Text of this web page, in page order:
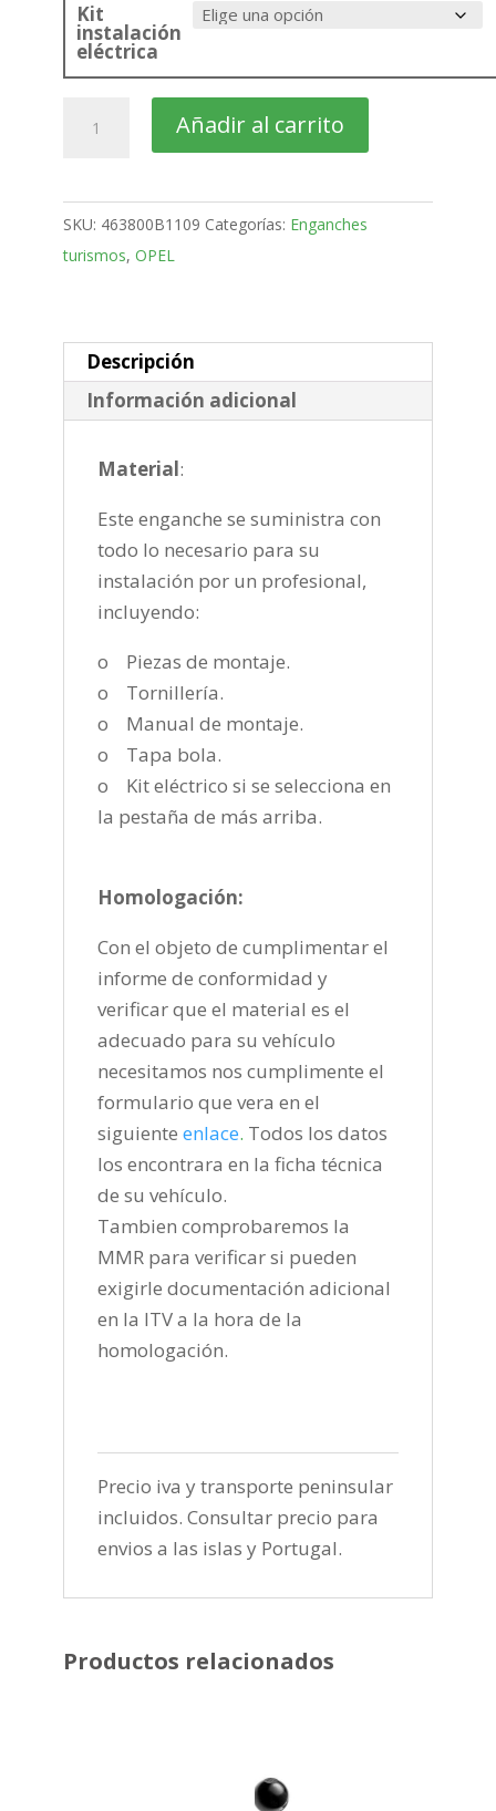
Kit
instalación
eléctrica
Antara
Bola
fija
de
Añadir al carrito
SKU: 463800B1109 Categorías: Enganches
turismos, OPEL
Descripción
Información adicional
Material:
Este enganche se suministra con
todo lo necesario para su
instalación por un profesional,
incluyendo:
o Piezas de montaje.
o Tornillería.
o Manual de montaje.
o Tapa bola.
o Kit eléctrico si se selecciona en
la pestaña de más arriba.
Homologación:
Con el objeto de cumplimentar el
informe de conformidad y
verificar que el material es el
adecuado para su vehículo
necesitamos nos cumplimente el
formulario que vera en el
siguiente enlace. Todos los datos
los encontrara en la ficha técnica
de su vehículo.
Tambien comprobaremos la
MMR para verificar si pueden
exigirle documentación adicional
en la ITV a la hora de la
homologación.
Precio iva y transporte peninsular
incluidos. Consultar precio para
envios a las islas y Portugal.
Productos relacionados